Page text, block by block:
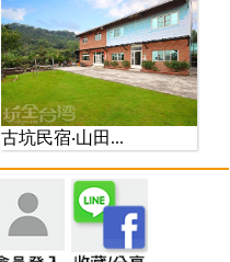
古坑民宿‧山田...